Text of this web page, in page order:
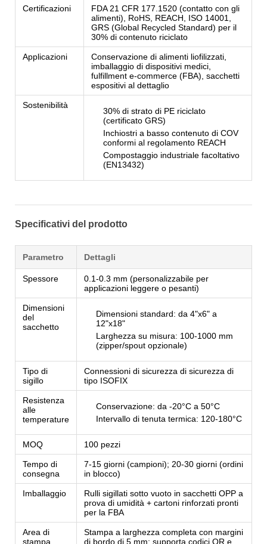
Certificazioni
FDA 21 CFR 177.1520 (contatto con gli
alimenti), RoHS, REACH, ISO 14001,
GRS (Global Recycled Standard) per il
30% di contenuto riciclato
Applicazioni
Conservazione di alimenti liofilizzati,
imballaggio di dispositivi medici,
fulfillment e-commerce (FBA), sacchetti
espositivi al dettaglio
Sostenibilità
30% di strato di PE riciclato
(certificato GRS)
Inchiostri a basso contenuto di COV
conformi al regolamento REACH
Compostaggio industriale facoltativo
(EN13432)
Specificativi del prodotto
Parametro Dettagli
Spessore
0.1-0.3 mm (personalizzabile per
applicazioni leggere o pesanti)
Dimensioni
del
sacchetto
Dimensioni standard: da 4"x6" a
12"x18"
Larghezza su misura: 100-1000 mm
(zipper/spout opzionale)
Tipo di
sigillo
Connessioni di sicurezza di sicurezza di
tipo ISOFIX
Resistenza
alle
temperature
Conservazione: da -20°C a 50°C
Intervallo di tenuta termica: 120-180°C
MOQ 100 pezzi
Tempo di
consegna
7-15 giorni (campioni); 20-30 giorni (ordini
in blocco)
Imballaggio
Rulli sigillati sotto vuoto in sacchetti OPP a
prova di umidità + cartoni rinforzati pronti
per la FBA
Area di
stampa
Stampa a larghezza completa con margini
di bordo di 5 mm; supporta codici QR e